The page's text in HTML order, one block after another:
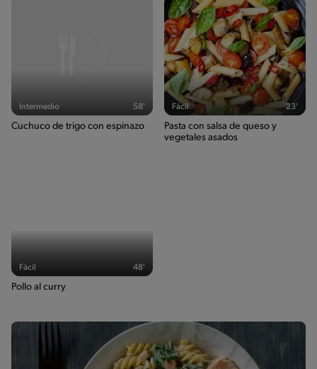
Intermedio 58'
Cuchuco de trigo con espinazo
Fácil 23'
Pasta con salsa de queso y
vegetales asados
Fácil 48'
Pollo al curry